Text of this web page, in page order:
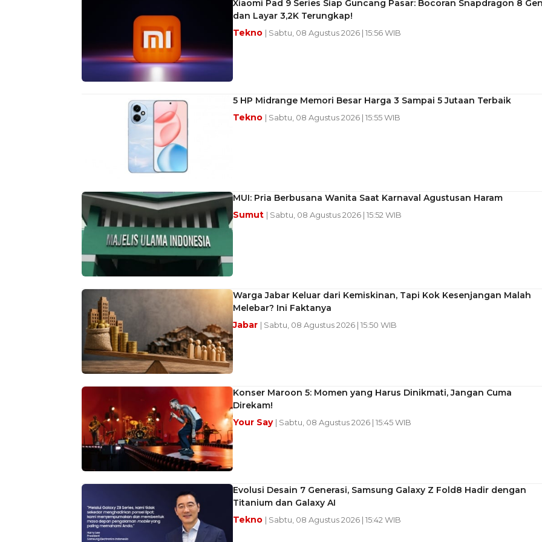
Xiaomi Pad 9 Series Siap Guncang Pasar: Bocoran Snapdragon 8
dan Layar 3,2K Terungkap!
Tekno | Sabtu, 08 Agustus 2026 | 15:56 WIB
5 HP Midrange Memori Besar Harga 3 Sampai 5 Jutaan Terbaik
Tekno | Sabtu, 08 Agustus 2026 | 15:55 WIB
MUI: Pria Berbusana Wanita Saat Karnaval Agustusan Haram
Sumut | Sabtu, 08 Agustus 2026 | 15:52 WIB
Warga Jabar Keluar dari Kemiskinan, Tapi Kok Kesenjangan Malah
Melebar? Ini Faktanya
Jabar | Sabtu, 08 Agustus 2026 | 15:50 WIB
Konser Maroon 5: Momen yang Harus Dinikmati, Jangan Cuma
Direkam!
Your Say | Sabtu, 08 Agustus 2026 | 15:45 WIB
Evolusi Desain 7 Generasi, Samsung Galaxy Z Fold8 Hadir dengan
Titanium dan Galaxy AI
Tekno | Sabtu, 08 Agustus 2026 | 15:42 WIB